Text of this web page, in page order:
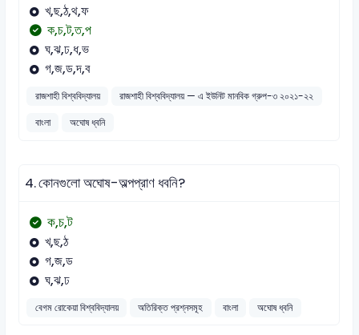
খ,ছ,ঠ,থ,ফ
ক,চ,ট,ত,প
ঘ,ঝ,ঢ,ধ,ভ
গ,জ,ড,দ,ব
রাজশাহী বিশ্ববিদ্যালয়
রাজশাহী বিশ্ববিদ্যালয় — এ ইউনিট মানবিক গ্রুপ-৩ ২০২১-২২
বাংলা
অঘোষ ধ্বনি
4.কোনগুলো অঘোষ-অল্পপ্রাণ ধবনি?
ক,চ,ট
খ,ছ,ঠ
গ,জ,ড
ঘ,ঝ,ঢ
বেগম রোকেয়া বিশ্ববিদ্যালয় অতিরিক্ত প্রশ্নসমূহ বাংলা অঘোষ ধ্বনি